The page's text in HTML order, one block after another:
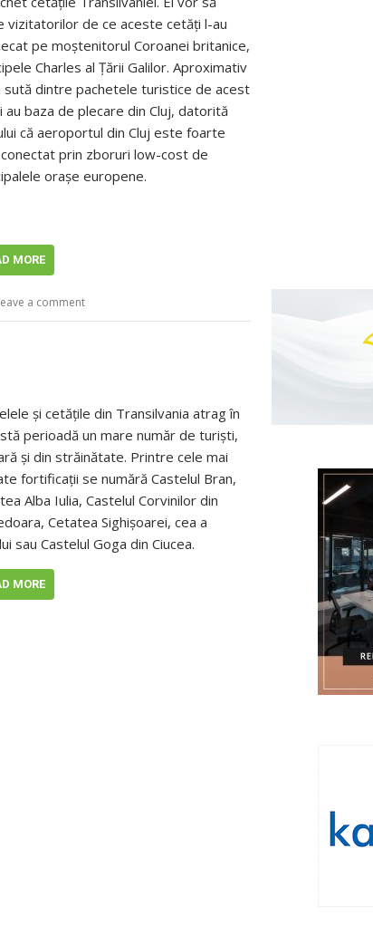
vizitatorilor de ce aceste cetăţi l-au
pe moştenitorul Coroanei britanice,
Charles al Ţării Galilor. Aproximativ
sută dintre pachetele turistice de acest
au baza de plecare din Cluj, datorită
că aeroportul din Cluj este foarte
prin zboruri low-cost de
oraşe europene.
MORE
a comment
şi cetăţile din Transilvania atrag în
perioadă un mare număr de turişti,
şi din străinătate. Printre cele mai
fortificaţii se numără Castelul Bran,
Alba Iulia, Castelul Corvinilor din
Cetatea Sighişoarei, cea a
sau Castelul Goga din Ciucea.
MORE